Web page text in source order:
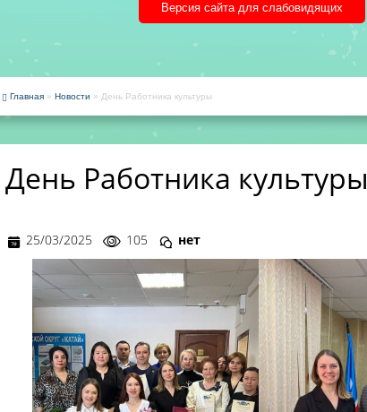
Версия сайта для слабовидящих
Главная » Новости » День Работника культуры
День Работника культуры
25/03/2025 105 нет